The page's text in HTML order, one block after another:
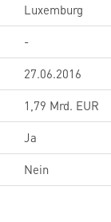
Luxemburg
-
27.06.2016
1,79 Mrd. EUR
Ja
Nein